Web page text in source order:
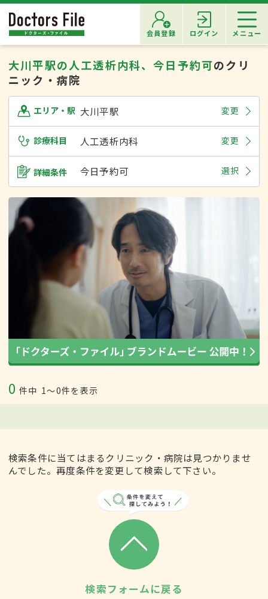
会員登録 ログイン メニュー
大川平駅の人工透析内科、今日予約可のクリ
ニック・病院
エリア・駅 大川平駅 変更
診療科目 人工透析内科 変更
詳細条件 今日予約可 選択
0 件中 1〜0件を表示
検索条件に当てはまるクリニック・病院は見つかりませ
んでした。再度条件を変更して検索して下さい。
検索フォームに戻る